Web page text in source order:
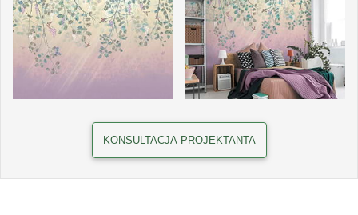
KONSULTACJA PROJEKTANTA